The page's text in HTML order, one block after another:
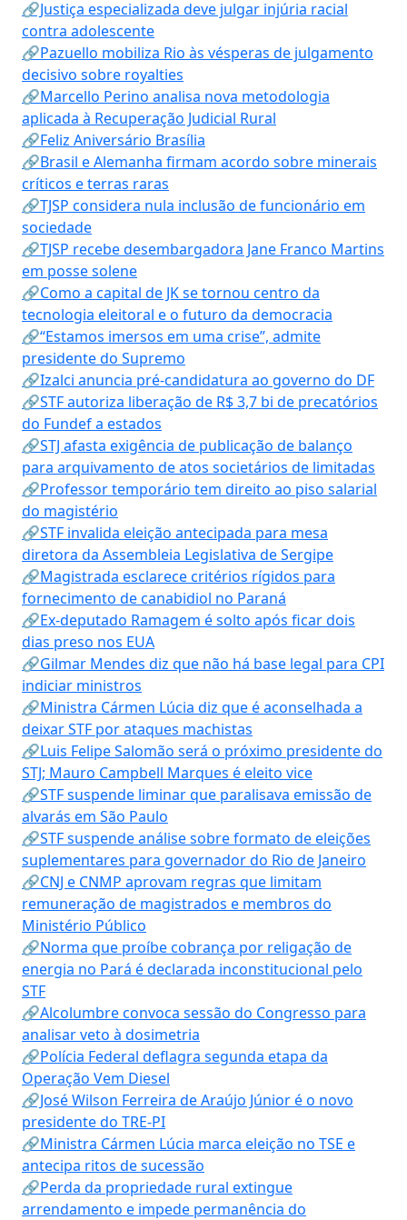
🔗Justiça especializada deve julgar injúria racial
contra adolescente
🔗Pazuello mobiliza Rio às vésperas de julgamento
decisivo sobre royalties
🔗Marcello Perino analisa nova metodologia
aplicada à Recuperação Judicial Rural
🔗Feliz Aniversário Brasília
🔗Brasil e Alemanha firmam acordo sobre minerais
críticos e terras raras
🔗TJSP considera nula inclusão de funcionário em
sociedade
🔗TJSP recebe desembargadora Jane Franco Martins
em posse solene
🔗Como a capital de JK se tornou centro da
tecnologia eleitoral e o futuro da democracia
🔗“Estamos imersos em uma crise”, admite
presidente do Supremo
🔗Izalci anuncia pré-candidatura ao governo do DF
🔗STF autoriza liberação de R$ 3,7 bi de precatórios
do Fundef a estados
🔗STJ afasta exigência de publicação de balanço
para arquivamento de atos societários de limitadas
🔗Professor temporário tem direito ao piso salarial
do magistério
🔗STF invalida eleição antecipada para mesa
diretora da Assembleia Legislativa de Sergipe
🔗Magistrada esclarece critérios rígidos para
fornecimento de canabidiol no Paraná
🔗Ex-deputado Ramagem é solto após ficar dois
dias preso nos EUA
🔗Gilmar Mendes diz que não há base legal para CPI
indiciar ministros
🔗Ministra Cármen Lúcia diz que é aconselhada a
deixar STF por ataques machistas
🔗Luis Felipe Salomão será o próximo presidente do
STJ; Mauro Campbell Marques é eleito vice
🔗STF suspende liminar que paralisava emissão de
alvarás em São Paulo
🔗STF suspende análise sobre formato de eleições
suplementares para governador do Rio de Janeiro
🔗CNJ e CNMP aprovam regras que limitam
remuneração de magistrados e membros do
Ministério Público
🔗Norma que proíbe cobrança por religação de
energia no Pará é declarada inconstitucional pelo
STF
🔗Alcolumbre convoca sessão do Congresso para
analisar veto à dosimetria
🔗Polícia Federal deflagra segunda etapa da
Operação Vem Diesel
🔗José Wilson Ferreira de Araújo Júnior é o novo
presidente do TRE-PI
🔗Ministra Cármen Lúcia marca eleição no TSE e
antecipa ritos de sucessão
🔗Perda da propriedade rural extingue
arrendamento e impede permanência do